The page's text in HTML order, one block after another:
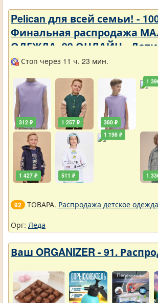
Pelican для всей семьи! -
Финальная распродажа
ОДЕЖДА_99 ОНЛАЙН - Дети
Разное
Стоп через 11 ч. 23 мин.
312 ₽
1 427 ₽
1 257 ₽
511 ₽
380 ₽
1 198 ₽
1
1
92 ТОВАРА. Распродажа детское
Орг: Леда
Ваш ORGANIZER - 91.